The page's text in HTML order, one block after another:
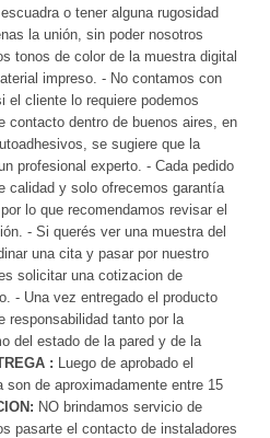
o tener alguna rugosidad
la unión, sin poder nosotros
tonos de color de la muestra digital
impreso. - No contamos con
el cliente lo requiere podemos
contacto dentro de buenos aires, en
se sugiere que la
profesional experto. - Cada pedido
calidad y solo ofrecemos garantía
lo que recomendamos revisar el
- Si querés ver una muestra del
una cita y pasar por nuestro
solicitar una cotizacion de
- Una vez entregado el producto
responsabilidad tanto por la
del estado de la pared y de la
: Luego de aprobado el
de aproximadamente entre 15
NO brindamos servicio de
pasarte el contacto de instaladores